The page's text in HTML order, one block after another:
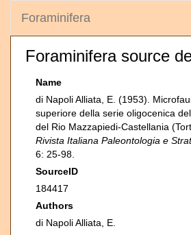
Foraminifera
Foraminifera source
Name
di Napoli Alliata, E. (1953).
superiore della serie oligocenica
del Rio Mazzapiedi-Castellania
Rivista Italiana Paleontologia e
6: 25-98.
SourceID
184417
Authors
di Napoli Alliata, E.